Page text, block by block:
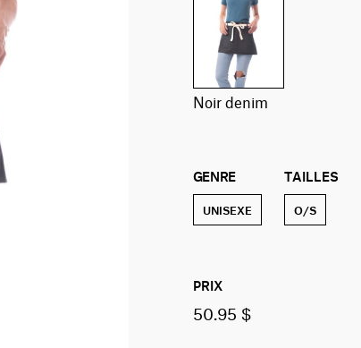
noir denim
GENRE
UNISEXE
TAILLES
O/S
PRIX
50.95 $